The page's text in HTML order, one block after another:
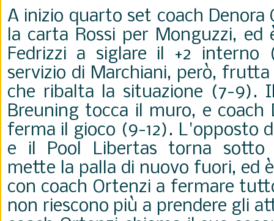
A inizio quarto set coach Denora
la carta Rossi per Monguzzi,
Fedrizzi a siglare il +2
servizio di Marchiani, però,
che ribalta la situazione (7-9).
Breuning tocca il muro, e coach
ferma il gioco (9-12). L'opposto
e il Pool Libertas torna sotto
mette la palla di nuovo fuori, ed
con coach Ortenzi a fermare
non riescono più a prendere gli